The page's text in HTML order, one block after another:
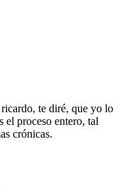
te diré, que yo lo
el proceso entero, tal
crónicas.